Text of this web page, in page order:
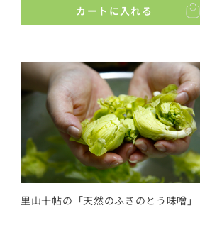
カートに入れる
里山十帖の「天然のふきのとう味噌」